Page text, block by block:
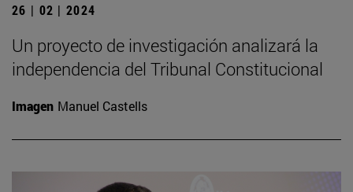
26 | 02 | 2024
Un proyecto de investigación analizará la
independencia del Tribunal Constitucional
Imagen Manuel Castells